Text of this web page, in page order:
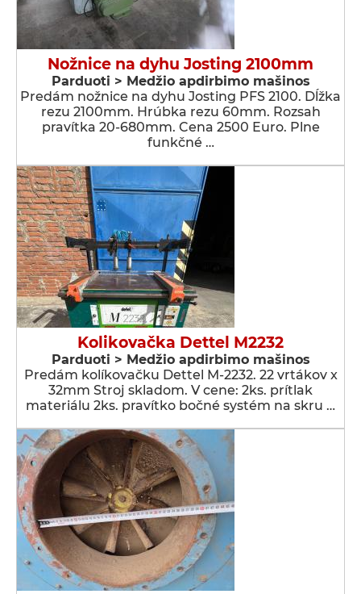
Nožnice na dyhu Josting 2100mm
Parduoti > Medžio apdirbimo mašinos
Predám nožnice na dyhu Josting PFS 2100. Dĺžka
rezu 2100mm. Hrúbka rezu 60mm. Rozsah
pravítka 20-680mm. Cena 2500 Euro. Plne
funkčné …
Kolikovačka Dettel M2232
Parduoti > Medžio apdirbimo mašinos
Predám kolíkovačku Dettel M-2232. 22 vrtákov x
32mm Stroj skladom. V cene: 2ks. prítlak
materiálu 2ks. pravítko bočné systém na skru …